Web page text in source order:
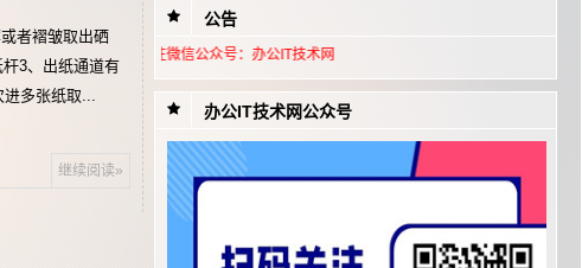
者褶皱取出硒
3、出纸通道有
进多张纸取...
继续阅读»
公告
微信公众号：办公IT技术网
办公IT技术网公众号